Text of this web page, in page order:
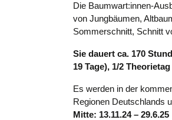
Die Baumwart:innen-
von Jungbäumen,
Sommerschnitt, Schnitt
Sie dauert ca. 170
19 Tage), 1/2
Es werden in der
Regionen Deutschlands
Mitte: 13.11.24 – 29.6.25